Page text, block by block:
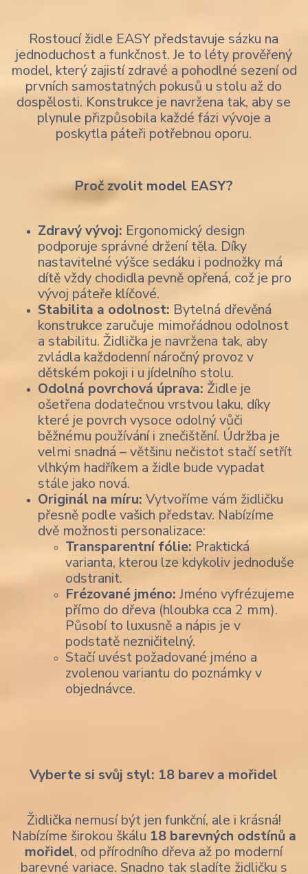
Rostoucí židle EASY představuje sázku na
jednoduchost a funkčnost. Je to léty prověřený
model, který zajistí zdravé a pohodlné sezení od
prvních samostatných pokusů u stolu až do
dospělosti. Konstrukce je navržena tak, aby se
plynule přizpůsobila každé fázi vývoje a
poskytla páteři potřebnou oporu.
Proč zvolit model EASY?
Zdravý vývoj: Ergonomický design
podporuje správné držení těla. Díky
nastavitelné výšce sedáku i podnožky má
dítě vždy chodidla pevně opřená, což je pro
vývoj páteře klíčové.
Stabilita a odolnost: Bytelná dřevěná
konstrukce zaručuje mimořádnou odolnost
a stabilitu. Židlička je navržena tak, aby
zvládla každodenní náročný provoz v
dětském pokoji i u jídelního stolu.
Odolná povrchová úprava: Židle je
ošetřena dodatečnou vrstvou laku, díky
které je povrch vysoce odolný vůči
běžnému používání i znečištění. Údržba je
velmi snadná – většinu nečistot stačí setřít
vlhkým hadříkem a židle bude vypadat
stále jako nová.
Originál na míru: Vytvoříme vám židličku
přesně podle vašich představ. Nabízíme
dvě možnosti personalizace:
Transparentní fólie: Praktická
varianta, kterou lze kdykoliv jednoduše
odstranit.
Frézované jméno:Jméno vyfrézujeme
přímo do dřeva (hloubka cca 2 mm).
Působí to luxusně a nápis je v
podstatě nezničitelný.
Stačí uvést požadované jméno a
zvolenou variantu do poznámky v
objednávce.
Vyberte si svůj styl: 18 barev a mořidel
Židlička nemusí být jen funkční, ale i krásná!
Nabízíme širokou škálu 18 barevných odstínů a
mořidel, od přírodního dřeva až po moderní
barevné variace. Snadno tak sladíte židličku s